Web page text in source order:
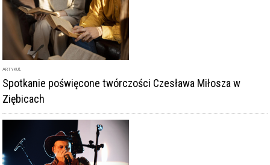
ARTYKUŁ
Spotkanie poświęcone twórczości Czesława Miłosza w
Ziębicach